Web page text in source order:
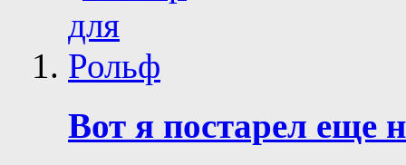
Вот я постарел еще